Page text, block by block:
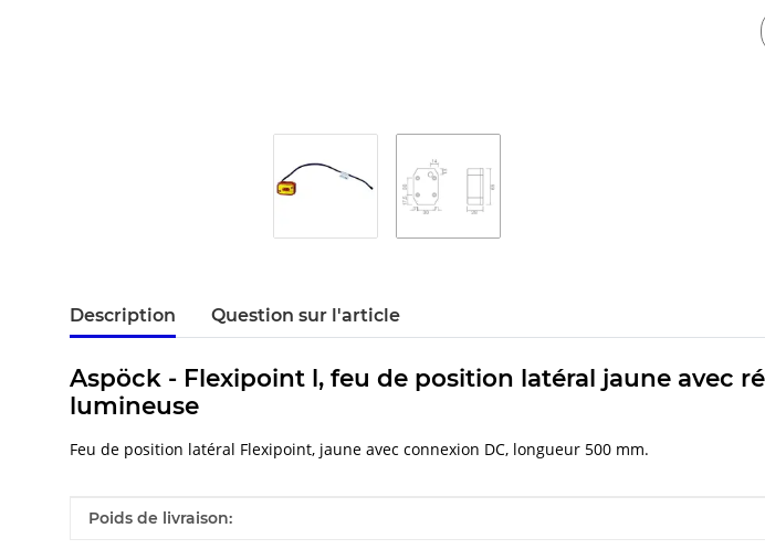
Description Question sur l'article
Aspöck - Flexipoint l, feu de position latéral jaune avec
lumineuse
Feu de position latéral Flexipoint, jaune avec connexion DC, longueur 500 mm.
#productDetails.itemInformation#
#productDetails.itemValue#
Poids de livraison: